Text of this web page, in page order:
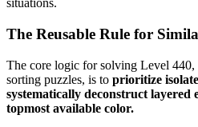
situations.
The Reusable Rule for
The core logic for solving Level 440,
sorting puzzles, is to prioritize
systematically deconstruct layered
topmost available color.